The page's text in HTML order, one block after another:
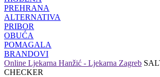
PREHRANA
ALTERNATIVA
PRIBOR
OBUĆA
POMAGALA
BRANDOVI
Online Ljekarna Hanžić - Ljekarna Zagreb
CHECKER